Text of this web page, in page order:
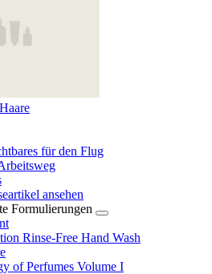
für den Flug
ansehen
Formulierungen
Rinse‑Free Hand Wash
of Perfumes Volume I